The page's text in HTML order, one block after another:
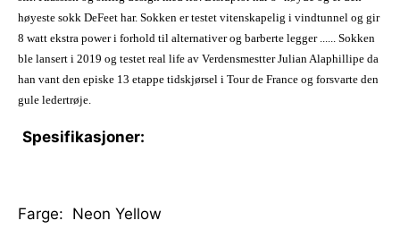
høyeste sokk DeFeet har. Sokken er testet vitenskapelig i vindtunnel og gir
8 watt ekstra power i forhold til alternativer og barberte legger ...... Sokken
ble lansert i 2019 og testet real life av Verdensmestter Julian Alaphillipe da
han vant den episke 13 etappe tidskjørsel i Tour de France og forsvarte den
gule ledertrøje.
Spesifikasjoner:
Farge: Neon Yellow